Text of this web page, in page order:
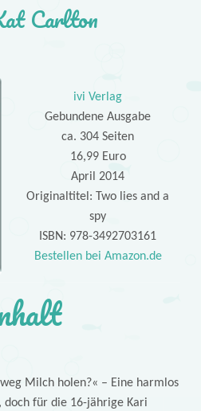
Carlton
ivi Verlag
Gebundene Ausgabe
ca. 304 Seiten
16,99 Euro
April 2014
Originaltitel: Two lies and a
spy
ISBN: 978-3492703161
Bestellen bei Amazon.de
Milch holen?« – Eine harmlos
doch für die 16-jährige Kari